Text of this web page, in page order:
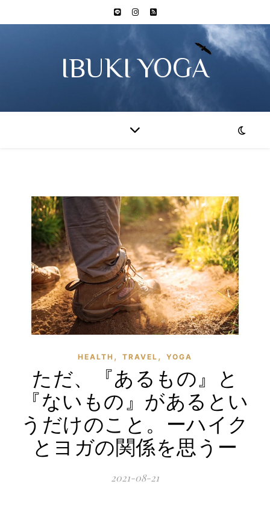
IBUKI YOGA
HEALTH , TRAVEL , YOGA
ただ、『あるもの』と
『ないもの』があるとい
うだけのこと。ーハイク
とヨガの関係を思うー
2021-08-21